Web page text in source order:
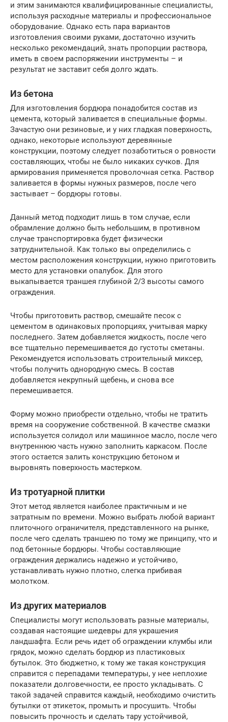
и этим занимаются квалифицированные специалисты,
используя расходные материалы и профессиональное
оборудование. Однако есть пара вариантов
изготовления своими руками, достаточно изучить
несколько рекомендаций, знать пропорции раствора,
иметь в своем распоряжении инструменты – и
результат не заставит себя долго ждать.
Из бетона
Для изготовления бордюра понадобится состав из
цемента, который заливается в специальные формы.
Зачастую они резиновые, и у них гладкая поверхность,
однако, некоторые используют деревянные
конструкции, поэтому следует позаботиться о ровности
составляющих, чтобы не было никаких сучков. Для
армирования применяется проволочная сетка. Раствор
заливается в формы нужных размеров, после чего
застывает – бордюры готовы.
Данный метод подходит лишь в том случае, если
обрамление должно быть небольшим, в противном
случае транспортировка будет физически
затруднительной. Как только вы определились с
местом расположения конструкции, нужно приготовить
место для установки опалубок. Для этого
выкапывается траншея глубиной 2/3 высоты самого
ограждения.
Чтобы приготовить раствор, смешайте песок с
цементом в одинаковых пропорциях, учитывая марку
последнего. Затем добавляется жидкость, после чего
все тщательно перемешивается до густоты сметаны.
Рекомендуется использовать строительный миксер,
чтобы получить однородную смесь. В состав
добавляется некрупный щебень, и снова все
перемешивается.
Форму можно приобрести отдельно, чтобы не тратить
время на сооружение собственной. В качестве смазки
используется солидол или машинное масло, после чего
внутреннюю часть нужно заполнить каркасом. После
этого остается залить конструкцию бетоном и
выровнять поверхность мастерком.
Из тротуарной плитки
Этот метод является наиболее практичным и не
затратным по времени. Можно выбрать любой вариант
плиточного ограничителя, представленного на рынке,
после чего сделать траншею по тому же принципу, что и
под бетонные бордюры. Чтобы составляющие
ограждения держались надежно и устойчиво,
устанавливать нужно плотно, слегка прибивая
молотком.
Из других материалов
Специалисты могут использовать разные материалы,
создавая настоящие шедевры для украшения
ландшафта. Если речь идет об ограждении клумбы или
грядок, можно сделать бордюр из пластиковых
бутылок. Это бюджетно, к тому же такая конструкция
справится с перепадами температуры, у нее неплохие
показатели долговечности, ее просто укладывать. С
такой задачей справится каждый, необходимо очистить
бутылки от этикеток, промыть и просушить. Чтобы
повысить прочность и сделать тару устойчивой,